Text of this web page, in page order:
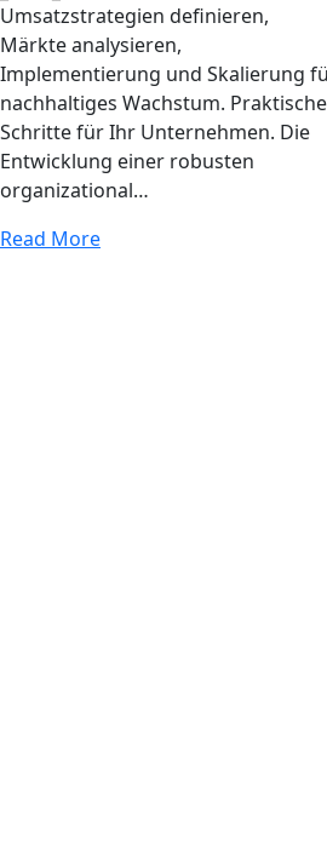
Umsatzstrategien definieren,
Märkte analysieren,
Implementierung und Skalierung
nachhaltiges Wachstum. Praktische
Schritte für Ihr Unternehmen. Die
Entwicklung einer robusten
organizational…
Read More